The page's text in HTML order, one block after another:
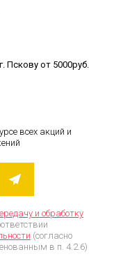
Пскову от 5000руб.
всех акций и
и обработку
(согласно
в п. 4.2.6)